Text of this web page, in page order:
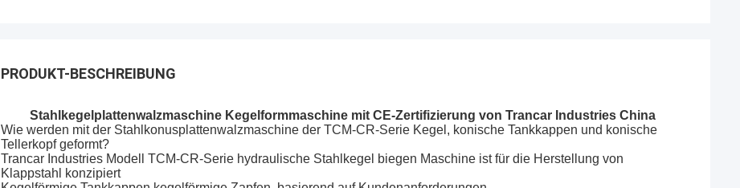
PRODUKT-BESCHREIBUNG
Stahlkegelplattenwalzmaschine Kegelformmaschine mit CE-Zertifizierung von Trancar Industries China
Wie werden mit der Stahlkonusplattenwalzmaschine der TCM-CR-Serie Kegel, konische Tankkappen und konische
Tellerkopf geformt?
Trancar Industries Modell TCM-CR-Serie hydraulische Stahlkegel biegen Maschine ist für die Herstellung von
Klappstahl konzipiert